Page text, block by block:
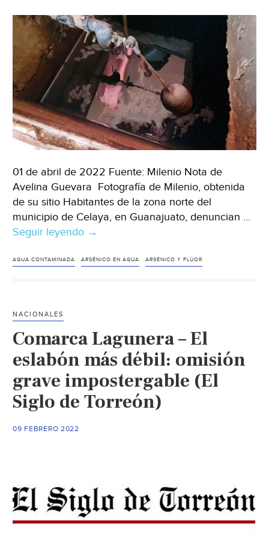
01 de abril de 2022 Fuente: Milenio Nota de
Avelina Guevara Fotografía de Milenio, obtenida
de su sitio Habitantes de la zona norte del
municipio de Celaya, en Guanajuato, denuncian …
Seguir leyendo Guanajuato-
de
dentales
por
agua
contaminada
→
AGUA CONTAMINADA ARSÉNICO EN AGUA ARSÉNICO Y FLÚOR
NACIONALES
Comarca Lagunera – El
eslabón más débil: omisión
grave impostergable (El
Siglo de Torreón)
09 FEBRERO 2022